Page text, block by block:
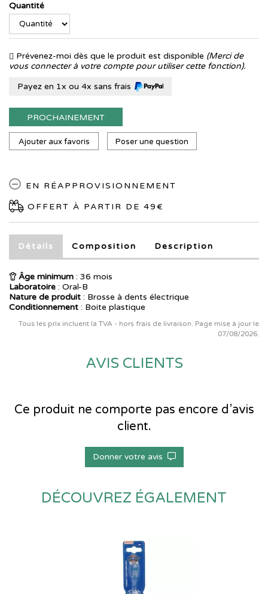
Quantité
Prévenez-moi dès que le produit est disponible (Merci de
vous connecter à votre compte pour utiliser cette fonction).
Payez en 1x ou 4x sans frais
PROCHAINEMENT
Ajouter aux favoris Poser une question
EN RÉAPPROVISIONNEMENT
OFFERT À PARTIR DE 49€
Détails Composition Description
Âge minimum : 36 mois
Laboratoire : Oral-B
Nature de produit : Brosse à dents électrique
Conditionnement : Boite plastique
Tous les prix incluent la TVA - hors frais de livraison. Page mise à jour le
07/08/2026.
AVIS CLIENTS
Ce produit ne comporte pas encore d’avis
client.
Donner votre avis
DÉCOUVREZ ÉGALEMENT